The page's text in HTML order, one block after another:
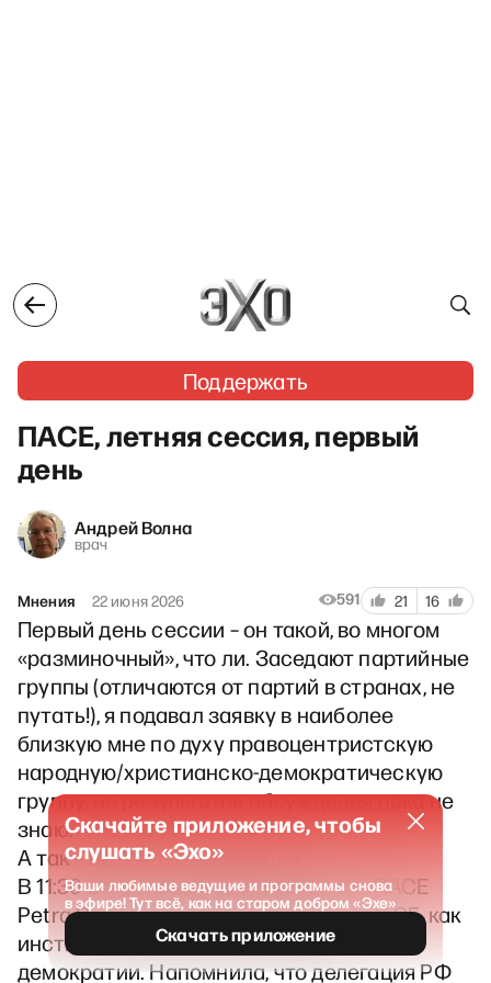
Поддержать
ПАСЕ, летняя сессия, первый
день
Андрей Волна
врач
Мнения 22 июня 2026 591 21 16
Первый день сессии – он такой, во многом
«разминочный», что ли. Заседают партийные
группы (отличаются от партий в странах, не
путать!), я подавал заявку в наиболее
близкую мне по духу правоцентристскую
народную/христианско-демократическую
группу, но результатов обсуждения пока не
знаю.
А так – не все ещё приехали.
В 11:30 открыла сессию Президент ПАСЕ
Petra Bayr. Говорила и о важности ПАСЕ, как
института, и о правах человека, о
демократии. Напомнила, что делегация РФ
Скачайте приложение, чтобы
слушать «Эхо»
Ваши любимые ведущие и программы снова
в эфире! Тут всё, как на старом добром «Эхе»
Скачать приложение